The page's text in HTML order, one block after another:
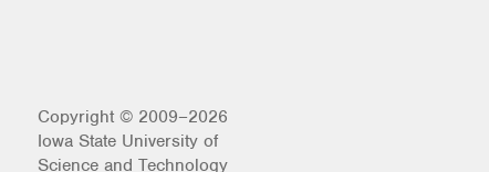
Copyright © 2009–2026
Iowa State University of
Science and Technology